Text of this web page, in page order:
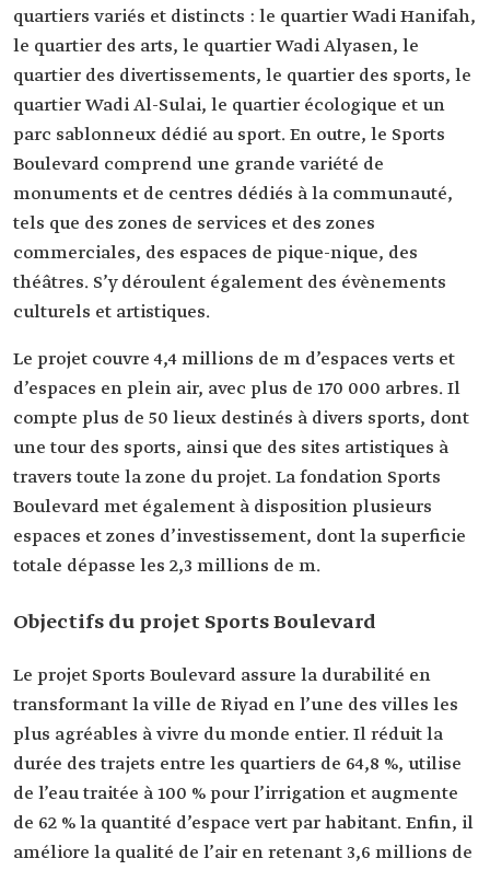
quartiers variés et distincts : le quartier Wadi Hanifah,
le quartier des arts, le quartier Wadi Alyasen, le
quartier des divertissements, le quartier des sports, le
quartier Wadi Al-Sulai, le quartier écologique et un
parc sablonneux dédié au sport. En outre, le Sports
Boulevard comprend une grande variété de
monuments et de centres dédiés à la communauté,
tels que des zones de services et des zones
commerciales, des espaces de pique-nique, des
théâtres. S’y déroulent également des évènements
culturels et artistiques.
Le projet couvre 4,4 millions de m d’espaces verts et
d’espaces en plein air, avec plus de 170 000 arbres. Il
compte plus de 50 lieux destinés à divers sports, dont
une tour des sports, ainsi que des sites artistiques à
travers toute la zone du projet. La fondation Sports
Boulevard met également à disposition plusieurs
espaces et zones d’investissement, dont la superficie
totale dépasse les 2,3 millions de m.
Objectifs du projet Sports Boulevard
Le projet Sports Boulevard assure la durabilité en
transformant la ville de Riyad en l’une des villes les
plus agréables à vivre du monde entier. Il réduit la
durée des trajets entre les quartiers de 64,8 %, utilise
de l’eau traitée à 100 % pour l’irrigation et augmente
de 62 % la quantité d’espace vert par habitant. Enfin, il
améliore la qualité de l’air en retenant 3,6 millions de